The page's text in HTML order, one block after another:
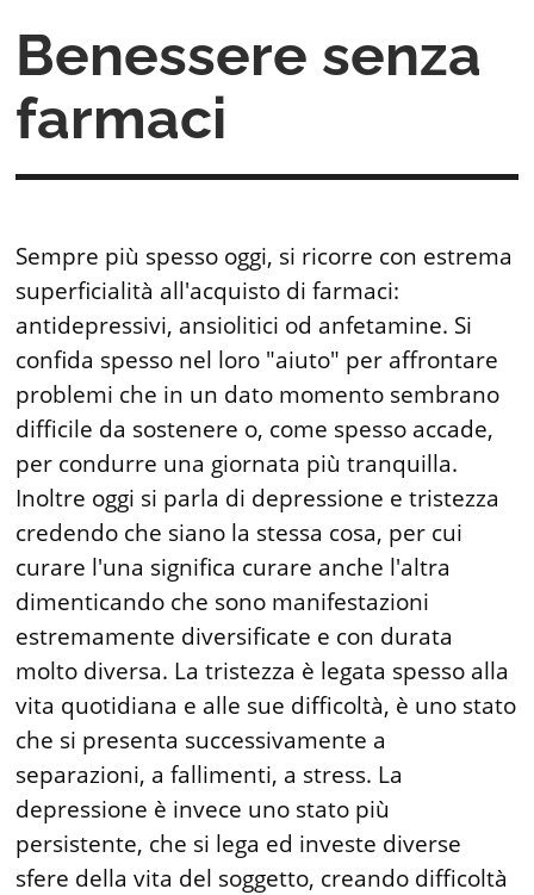
Benessere senza
farmaci
Sempre più spesso oggi, si ricorre con estrema
superficialità all'acquisto di farmaci:
antidepressivi, ansiolitici od anfetamine. Si
confida spesso nel loro "aiuto" per affrontare
problemi che in un dato momento sembrano
difficile da sostenere o, come spesso accade,
per condurre una giornata più tranquilla.
Inoltre oggi si parla di depressione e tristezza
credendo che siano la stessa cosa, per cui
curare l'una significa curare anche l'altra
dimenticando che sono manifestazioni
estremamente diversificate e con durata
molto diversa. La tristezza è legata spesso alla
vita quotidiana e alle sue difficoltà, è uno stato
che si presenta successivamente a
separazioni, a fallimenti, a stress. La
depressione è invece uno stato più
persistente, che si lega ed investe diverse
sfere della vita del soggetto, creando difficoltà